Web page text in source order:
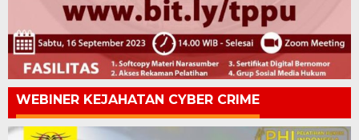
WEBINER KEJAHATAN CYBER CRIME